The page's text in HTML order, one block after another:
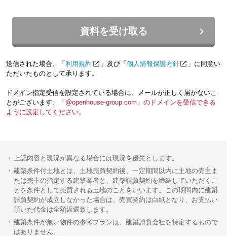
資料を受け取る
送信された場合、「 利用規約 」及び「 個人情報保護方針
」に同意い
ただいたものとして承ります。
ドメイン指定受信を設定されている場合に、メールが正しく届かないこ
とがございます。
「@openhouse-group.com」のドメインを受信できる
ように設定してください。
上記内容と現況が異なる場合には現況を優先とします。
建築条件付土地とは、土地売買契約後、一定期間以内に土地の売主ま
たは売主の指定する建築業者と、建築請負契約を締結していただくこ
とを条件として売買される土地のことをいいます。この期間内に建築
請負契約が成立しなかった場合は、売買契約は白紙となり、お支払い
頂いた代金は全額返還致します。
建築条件が無い物件の参考プランは、建築請負会社を特定するもので
はありません。